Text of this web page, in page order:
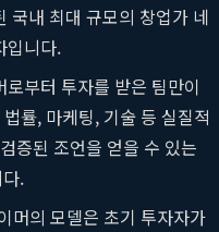
국내 최대 규모의 창업가 네
입니다.
로부터 투자를 받은 팀만이
률, 마케팅, 기술 등 실질적
증된 조언을 얻을 수 있는
.
머의 모델은 초기 투자자가